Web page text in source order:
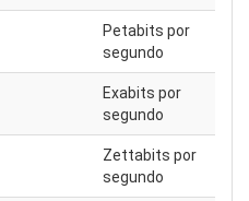
Petabits por
segundo
Exabits por
segundo
Zettabits por
segundo